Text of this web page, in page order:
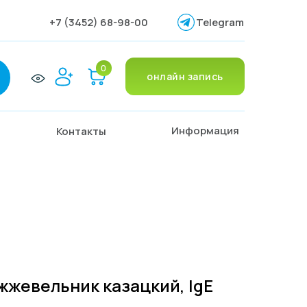
+7 (3452) 68-98-00
онлайн запись
Контакты Информация
0
Telegram
казацкий, IgE